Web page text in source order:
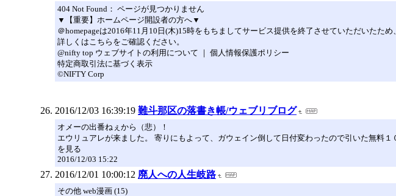
404 Not Found： ページが見つかりません
▼【重要】ホームページ開設者の方へ▼
＠homepageは2016年11月10日(木)15時をもちましてサービス提供を終了させていただいたため
詳しくはこちらをご確認ください。
@nifty top ウェブサイトの利用について ｜ 個人情報保護ポリシー
特定商取引法に基づく表示
©NIFTY Corp
2016/12/03 16:39:19 難斗那区の落書き帳/ウェブリブログ
オメーの出番ねぇから（悲）！
エウリュアレが来ました。 寄りにもよって、ガウェイン倒して日付変わったので引いた無料
を見る
2016/12/03 15:22
2016/12/01 10:00:12 廃人への人生岐路
その他 web漫画 (15)